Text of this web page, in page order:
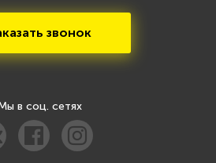
звонок
в соц. сетях